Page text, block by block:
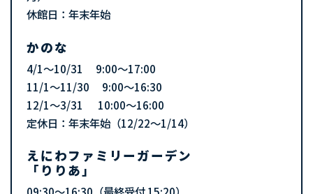
休館日：年末年始
かのな
4/1～10/31 9:00～17:00
11/1～11/30 9:00～16:30
12/1～3/31 10:00～16:00
定休日：年末年始（12/22〜1/14）
えにわファミリーガーデン
「りりあ」